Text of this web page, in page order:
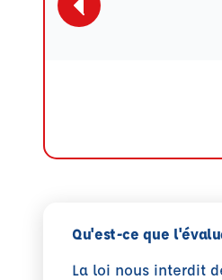
Qu'est-ce que
La loi nous interdit